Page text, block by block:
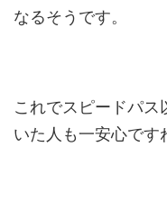
なるそうです。
これでスピードパス
いた人も一安心です